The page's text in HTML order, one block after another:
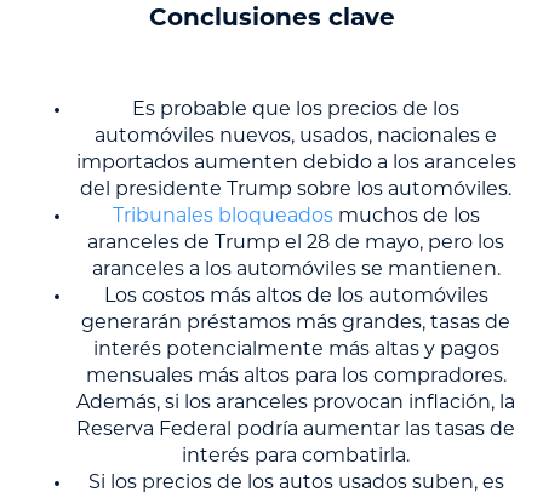
Conclusiones clave
Es probable que los precios de los
automóviles nuevos, usados, nacionales e
importados aumenten debido a los aranceles
del presidente Trump sobre los automóviles.
Tribunales bloqueadosmuchos de los
aranceles de Trump el 28 de mayo, pero los
aranceles a los automóviles se mantienen.
Los costos más altos de los automóviles
generarán préstamos más grandes, tasas de
interés potencialmente más altas y pagos
mensuales más altos para los compradores.
Además, si los aranceles provocan inflación, la
Reserva Federal podría aumentar las tasas de
interés para combatirla.
Si los precios de los autos usados suben, es